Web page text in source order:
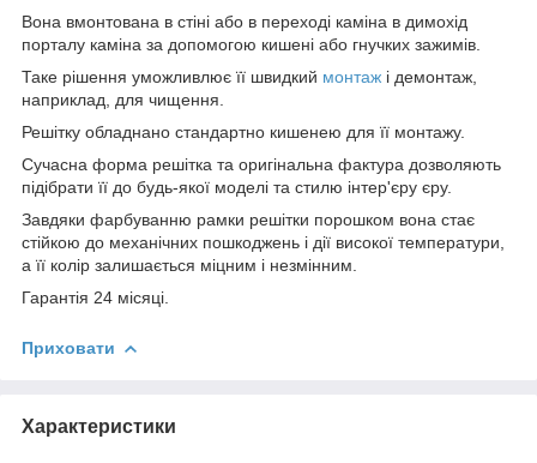
Вона вмонтована в стіні або в переході каміна в димохід
порталу каміна за допомогою кишені або гнучких зажимів.
Таке рішення уможливлює її швидкий монтаж і демонтаж,
наприклад, для чищення.
Решітку обладнано стандартно кишенею для її монтажу.
Сучасна форма решітка та оригінальна фактура дозволяють
підібрати її до будь-якої моделі та стилю інтер'єру єру.
Завдяки фарбуванню рамки решітки порошком вона стає
стійкою до механічних пошкоджень і дії високої температури,
а її колір залишається міцним і незмінним.
Гарантія 24 місяці.
Приховати
Характеристики